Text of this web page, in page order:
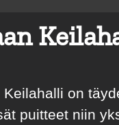
Keilahalli on
puitteet niin